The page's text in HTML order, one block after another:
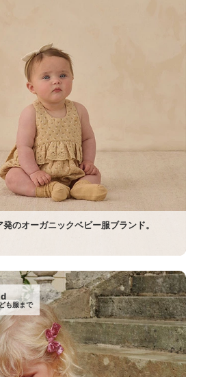
のオーガニックベビー服ブランド。
も服まで